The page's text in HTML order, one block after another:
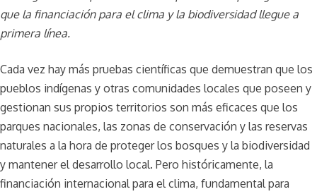
que la financiación para el clima y la biodiversidad llegue a
primera línea.
Cada vez hay más pruebas científicas que demuestran que los
pueblos indígenas y otras comunidades locales que poseen y
gestionan sus propios territorios son más eficaces que los
parques nacionales, las zonas de conservación y las reservas
naturales a la hora de proteger los bosques y la biodiversidad
y mantener el desarrollo local. Pero históricamente, la
financiación internacional para el clima, fundamental para